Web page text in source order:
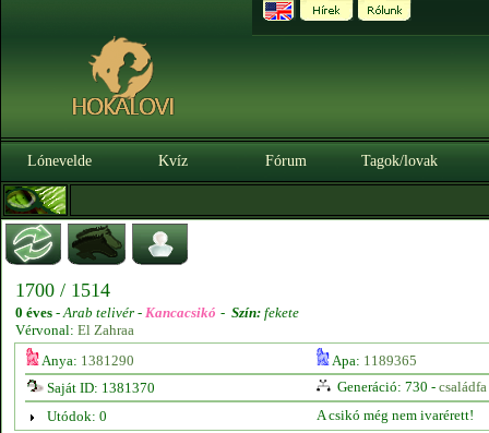
Lónevelde Kvíz Fórum Tagok/lovak
1700 / 1514
0 éves -Arab telivér - Kancacsikó - Szín: fekete
Vérvonal: El Zahraa
Anya: 1381290 Apa: 1189365
Saját ID: 1381370
Generáció: 730 - családfa
Utódok: 0
A csikó még nem ivarérett!